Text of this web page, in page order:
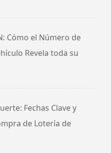
Cómo el Número de
Revela toda su
Fechas Clave y
de Lotería de